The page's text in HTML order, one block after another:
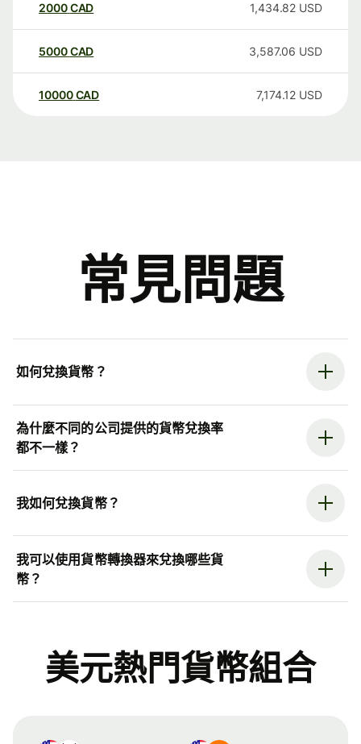
2000CAD 1,434.82 USD
5000CAD 3,587.06 USD
10000 CAD 7,174.12 USD
常見問題
如何兌換貨幣？
為什麼不同的公司提供的貨幣兌換率
都不一樣？
我如何兌換貨幣？
我可以使用貨幣轉換器來兌換哪些貨
幣？
美元熱門貨幣組合